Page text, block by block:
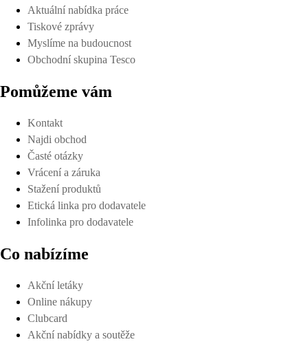
Aktuální nabídka práce
Tiskové zprávy
Myslíme na budoucnost
Obchodní skupina Tesco
Pomůžeme vám
Kontakt
Najdi obchod
Časté otázky
Vrácení a záruka
Stažení produktů
Etická linka pro dodavatele
Infolinka pro dodavatele
Co nabízíme
Akční letáky
Online nákupy
Clubcard
Akční nabídky a soutěže